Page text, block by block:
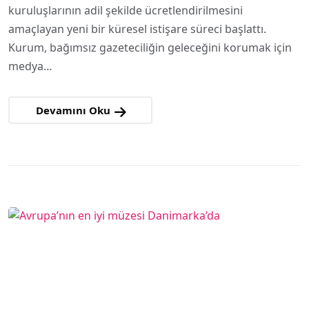
kuruluşlarının adil şekilde ücretlendirilmesini
amaçlayan yeni bir küresel istişare süreci başlattı.
Kurum, bağımsız gazeteciliğin geleceğini korumak için
medya…
Devamını Oku